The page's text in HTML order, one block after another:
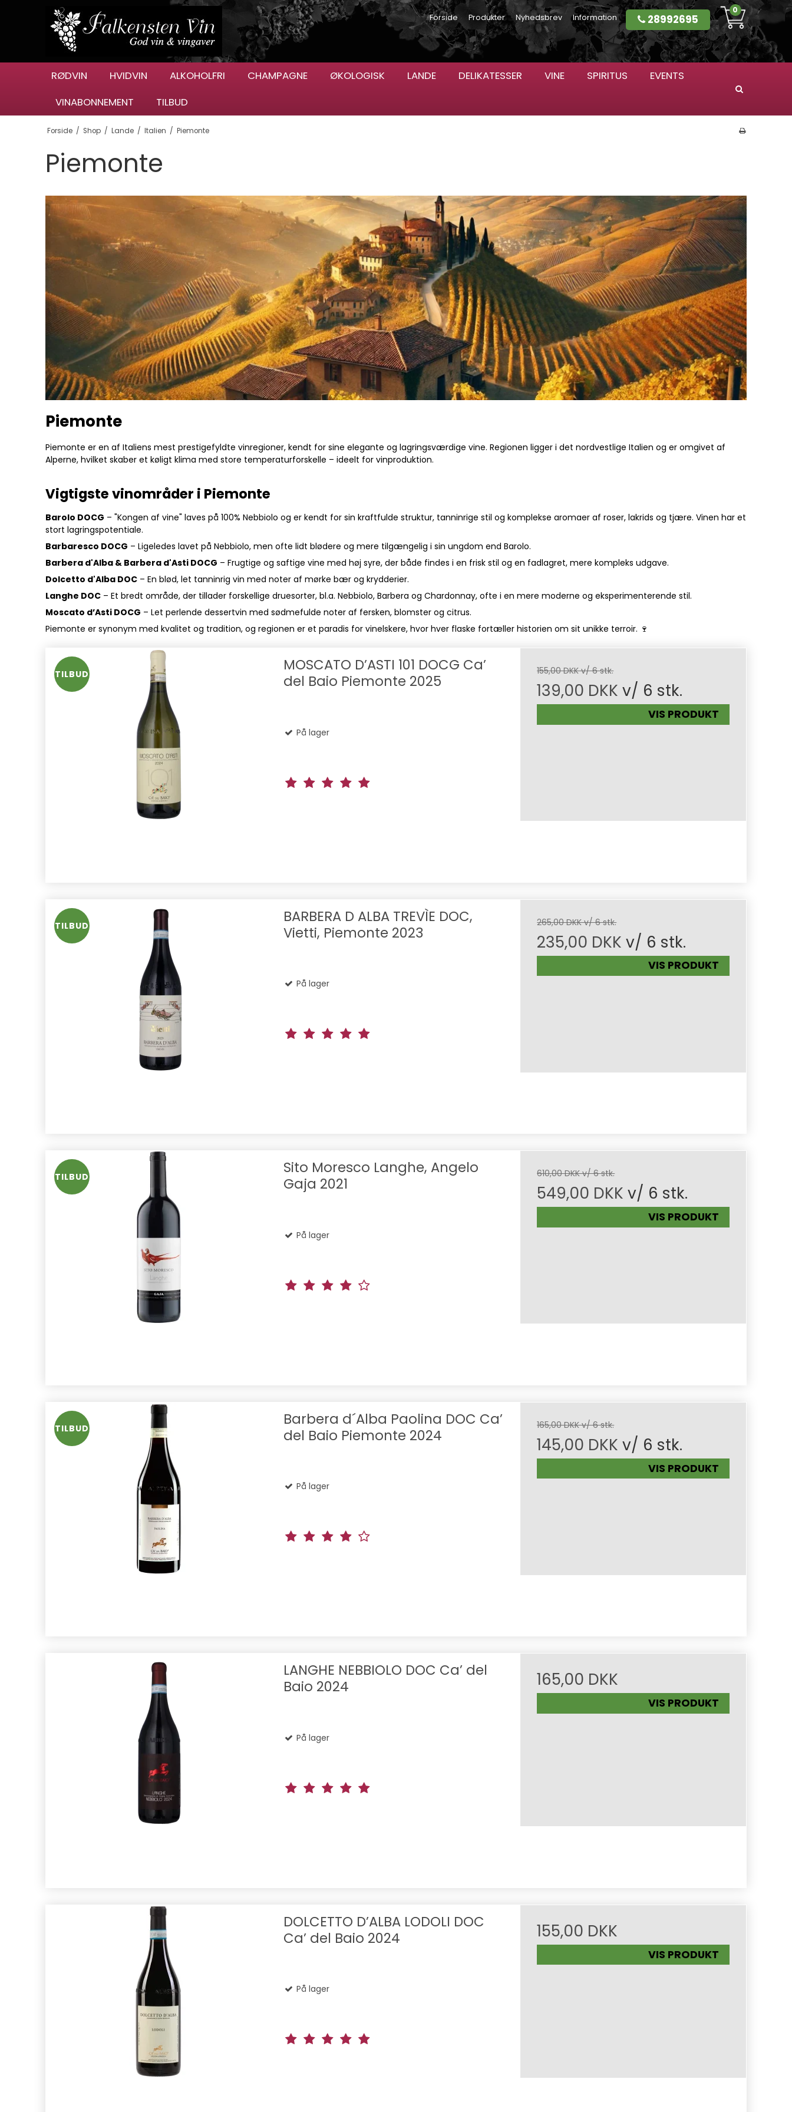
Forside Produkter Nyhedsbrev Information 28992695
0
RØDVIN HVIDVIN ALKOHOLFRI CHAMPAGNE ØKOLOGISK LANDE DELIKATESSER VINE SPIRITUS
EVENTS
VINABONNEMENT
TILBUD
Forside / Shop / Lande / Italien / Piemonte
Piemonte
Piemonte
Piemonte er en af Italiens mest prestigefyldte vinregioner, kendt for sine elegante og lagringsværdige vine. Regionen ligger i det nordvestlige Italien og er omgivet af
Alperne, hvilket skaber et køligt klima med store temperaturforskelle – ideelt for vinproduktion.
Vigtigste vinområder i Piemonte
Barolo DOCG – "Kongen af vine" laves på 100% Nebbiolo og er kendt for sin kraftfulde struktur, tanninrige stil og komplekse aromaer af roser, lakrids og tjære. Vinen har et
stort lagringspotentiale.
Barbaresco DOCG – Ligeledes lavet på Nebbiolo, men ofte lidt blødere og mere tilgængelig i sin ungdom end Barolo.
Barbera d'Alba & Barbera d'Asti DOCG – Frugtige og saftige vine med høj syre, der både findes i en frisk stil og en fadlagret, mere kompleks udgave.
Dolcetto d'Alba DOC – En blød, let tanninrig vin med noter af mørke bær og krydderier.
Langhe DOC – Et bredt område, der tillader forskellige druesorter, bl.a. Nebbiolo, Barbera og Chardonnay, ofte i en mere moderne og eksperimenterende stil.
Moscato d’Asti DOCG – Let perlende dessertvin med sødmefulde noter af fersken, blomster og citrus.
Piemonte er synonym med kvalitet og tradition, og regionen er et paradis for vinelskere, hvor hver flaske fortæller historien om sit unikke terroir. 🍷
TILBUD
MOSCATO D’ASTI 101 DOCG Ca’
del Baio Piemonte 2025
På lager
155,00 DKK v/ 6 stk.
139,00 DKK v/ 6 stk.
VIS PRODUKT
TILBUD
BARBERA D ALBA TREVÌE DOC,
Vietti, Piemonte 2023
På lager
265,00 DKK v/ 6 stk.
235,00 DKK v/ 6 stk.
VIS PRODUKT
TILBUD
Sito Moresco Langhe, Angelo
Gaja 2021
På lager
610,00 DKK v/ 6 stk.
549,00 DKK v/ 6 stk.
VIS PRODUKT
TILBUD
Barbera d´Alba Paolina DOC Ca’
del Baio Piemonte 2024
På lager
165,00 DKK v/ 6 stk.
145,00 DKK v/ 6 stk.
VIS PRODUKT
LANGHE NEBBIOLO DOC Ca’ del
Baio 2024
På lager
165,00 DKK
VIS PRODUKT
DOLCETTO D’ALBA LODOLI DOC
Ca’ del Baio 2024
På lager
155,00 DKK
VIS PRODUKT